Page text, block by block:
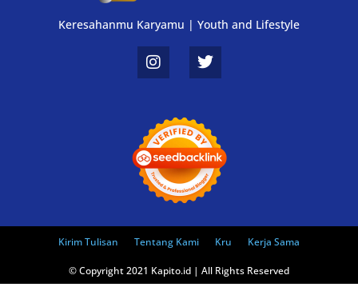
Keresahanmu Karyamu | Youth and Lifestyle
Kirim Tulisan Tentang Kami Kru Kerja Sama
© Copyright 2021 Kapito.id | All Rights Reserved